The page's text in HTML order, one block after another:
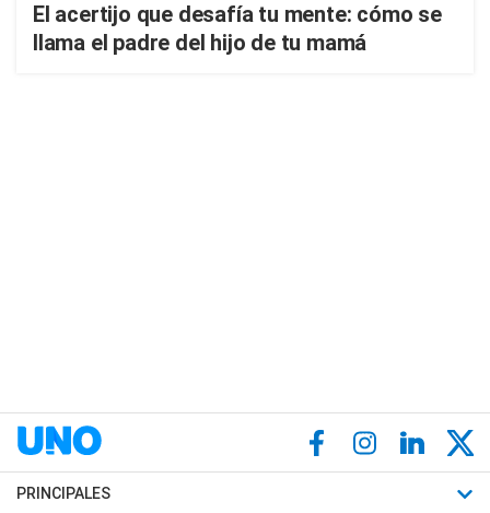
El acertijo que desafía tu mente: cómo se
llama el padre del hijo de tu mamá
PRINCIPALES